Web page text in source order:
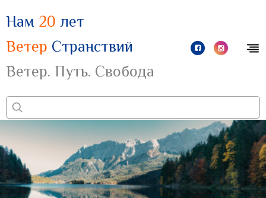
Нам 20 лет
Ветер Странствий
Ветер. Путь. Свобода